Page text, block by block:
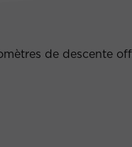
de descente